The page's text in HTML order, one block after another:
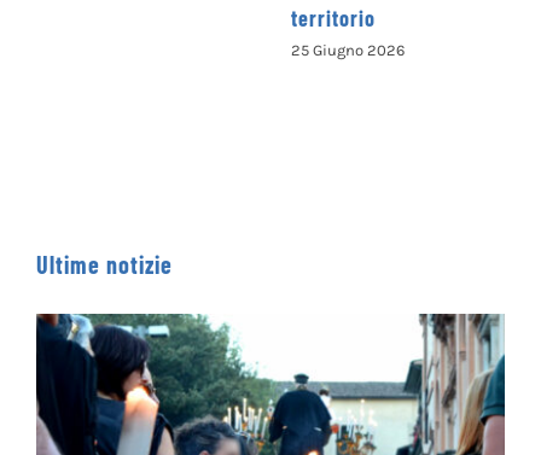
“Camminando tra le
parole” – COME
Ultime notizie